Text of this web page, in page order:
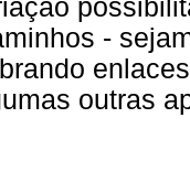
-
outras